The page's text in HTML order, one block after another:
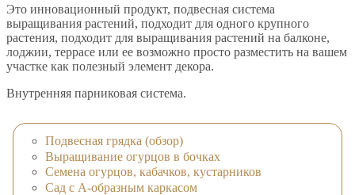
Это инновационный продукт, подвесная система
выращивания растений, подходит для одного крупного
растения, подходит для выращивания растений на балконе,
лоджии, террасе или ее возможно просто разместить на вашем
участке как полезный элемент декора.
Внутренняя парниковая система.
Подвесная грядка (обзор)
Выращивание огурцов в бочках
Семена огурцов, кабачков, кустарников
Сад с А-образным каркасом